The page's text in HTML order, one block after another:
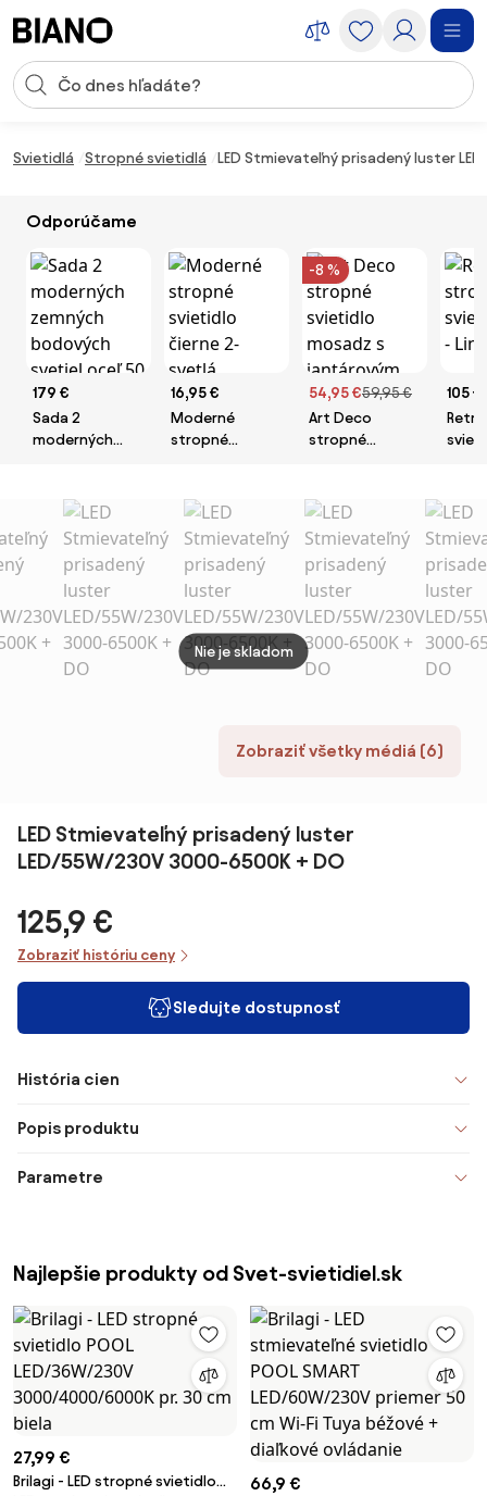
Vstup pre vyhľadávanie
Svietidlá Stropné svietidlá LED Stmievateľný prisadený luster
Odporúčame
179 €
Sada 2
moderných
svetiel oceľ 50
cm vrátane LED
IP65 - Eline
16,95 €
Moderné
stropné
nastaviteľné
Jeana
-8 %
54,95 €59,95 €
Art Deco
stropné
jantárovým
105 €
Zobraziť všetky médiá (6)
Nie je skladom
LED Stmievateľný prisadený luster
LED/55W/230V 3000-6500K + DO
125,9 €
Zobraziť históriu ceny
Sledujte dostupnosť
História cien
Popis produktu
Parametre
Najlepšie produkty od Svet-svietidiel.sk
27,99 €
Brilagi - LED stropné svietidlo
66,9 €